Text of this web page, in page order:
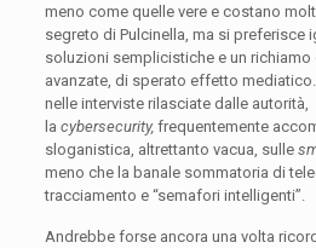
meno come quelle vere e costano
segreto di Pulcinella, ma si preferisce
soluzioni semplicistiche e un
avanzate, di sperato effetto
nelle interviste rilasciate dalle autorità,
la cybersecurity, frequentemente
sloganistica, altrettanto vacua, sulle
meno che la banale sommatoria di
tracciamento e “semafori intelligenti”.
Andrebbe forse ancora una volta